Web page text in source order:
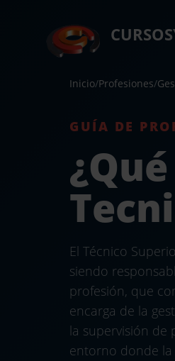
Inicio/Profesiones/
GUÍA DE
El Técnico
siendo
profesión, que
encarga de la
la supervisión de
entorno donde la